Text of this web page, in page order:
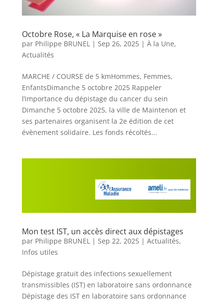
Octobre Rose, « La Marquise en rose »
par Philippe BRUNEL| Sep 26, 2025| À la Une,
Actualités
MARCHE / COURSE de 5 kmHommes, Femmes,
EnfantsDimanche 5 octobre 2025 Rappeler
l’importance du dépistage du cancer du sein
Dimanche 5 octobre 2025, la ville de Maintenon et
ses partenaires organisent la 2e édition de cet
évènement solidaire. Les fonds récoltés...
Mon test IST, un accès direct aux dépistages
par Philippe BRUNEL| Sep 22, 2025| Actualités,
Infos utiles
Dépistage gratuit des infections sexuellement
transmissibles (IST) en laboratoire sans ordonnance
Dépistage des IST en laboratoire sans ordonnance